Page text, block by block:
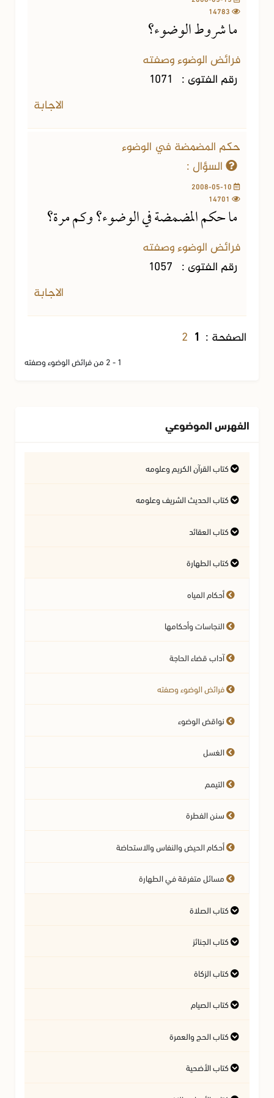
ما شروط الوضوء؟
فرائض الوضوء وصفته
رقم الفتوى : 1071
الاجابة
حكم المضمضة في الوضوء
السؤال :
ما حكم المضمضة في الوضوء؟ وكم مرة؟
فرائض الوضوء وصفته
رقم الفتوى : 1057
الاجابة
الصفحة : 1
2
1 - 2 من فرائض الوضوء وصفته
الفهرس الموضوعي
كتاب القرآن الكريم وعلومه
التفسير وعلوم القرآن
فتاوى متعلقة بالقرآن الكريم
آداب تلاوة القرآن الكريم
كتاب الحديث الشريف وعلومه
فتاوى متعلقة بالحديث الشريف
أسئلة في السيرة النبوية
كتاب العقائد
المسائل المتعلقة بالعقيدة
كتاب الطهارة
أحكام المياه
النجاسات وأحكامها
آداب قضاء الحاجة
فرائض الوضوء وصفته
نواقض الوضوء
الغسل
التيمم
سنن الفطرة
أحكام الحيض والنفاس والاستحاضة
مسائل متفرقة في الطهارة
كتاب الصلاة
أهمية الصلاة
الأذان والإقامة
شروط الصلاة وأركانها وواجباتها
أحكام السهو في الصلاة
صلاة التطوع
كتاب الجنائز
أحكام الجنائز
كتاب الزكاة
مصارف الزكاة
الأموال التي تجب فيها الزكاة
زكاة الفطر
كتاب الصيام
أحكام هلال رمضان
النية وأحكامها
كتاب الحج والعمرة
أحكام الإحرام
كتاب الأضحية